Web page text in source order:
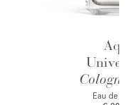
Aqua
Cologne
Eau de